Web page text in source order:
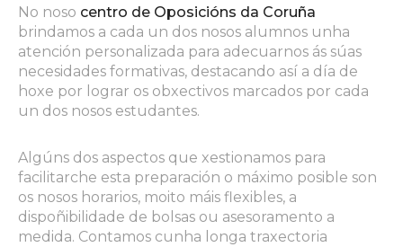
No noso centro de Oposicións da Coruña
brindamos a cada un dos nosos alumnos unha
atención personalizada para adecuarnos ás súas
necesidades formativas, destacando así a día de
hoxe por lograr os obxectivos marcados por cada
un dos nosos estudantes.
Algúns dos aspectos que xestionamos para
facilitarche esta preparación o máximo posible son
os nosos horarios, moito máis flexibles, a
dispoñibilidade de bolsas ou asesoramento a
medida. Contamos cunha longa traxectoria